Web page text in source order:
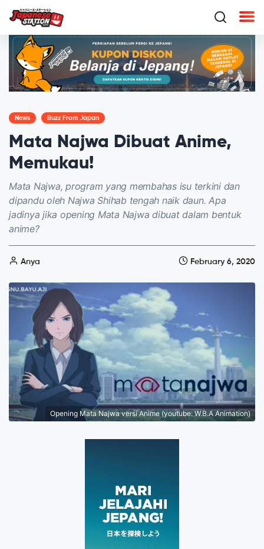
News Buzz From Japan
Mata Najwa Dibuat Anime,
Memukau!
Mata Najwa, program yang membahas isu terkini dan
dipandu oleh Najwa Shihab tengah naik daun. Apa
jadinya jika opening Mata Najwa dibuat dalam bentuk
anime?
Anya February 6, 2020
Opening Mata Najwa versi Anime (youtube: W.B.A Animation)